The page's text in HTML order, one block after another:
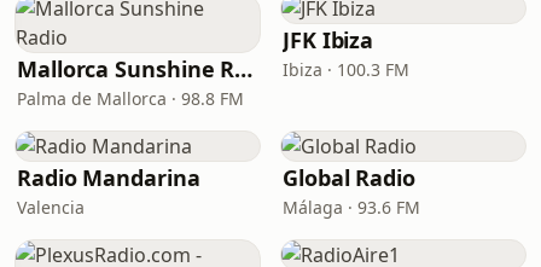
Mallorca Sunshine Radio
Palma de Mallorca · 98.8 FM
JFK Ibiza
Ibiza · 100.3 FM
Radio Mandarina
Valencia
Global Radio
Málaga · 93.6 FM